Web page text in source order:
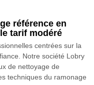
référence en
tarif modéré
centrées sur la
Notre société Lobry
de nettoyage de
techniques du ramonage